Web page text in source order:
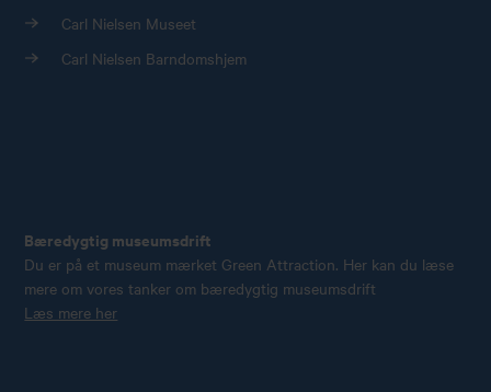
Carl Nielsen Museet
Carl Nielsen Barndomshjem
Bæredygtig museumsdrift
Du er på et museum mærket Green Attraction. Her kan du læse
mere om vores tanker om bæredygtig museumsdrift
Læs mere her